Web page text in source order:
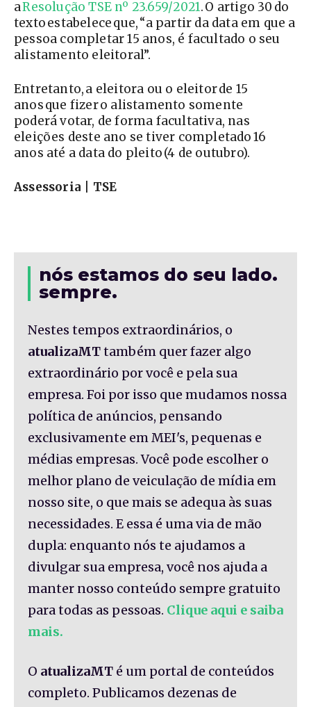
aResolução TSE nº 23.659/2021. O artigo 30 do
texto estabelece que, “a partir da data em que a
pessoa completar 15 anos, é facultado o seu
alistamento eleitoral”.
Entretanto, a eleitora ou o eleitor de 15
anos que fizer o alistamento somente
poderá votar, de forma facultativa, nas
eleições deste ano se tiver completado 16
anos até a data do pleito (4 de outubro).
Assessoria | TSE
nós estamos do seu lado.
sempre.
Nestes tempos extraordinários, o
atualizaMTtambém quer fazer algo
extraordinário por você e pela sua
empresa. Foi por isso que mudamos nossa
política de anúncios, pensando
exclusivamente em MEI's, pequenas e
médias empresas. Você pode escolher o
melhor plano de veiculação de mídia em
nosso site, o que mais se adequa às suas
necessidades. E essa é uma via de mão
dupla: enquanto nós te ajudamos a
divulgar sua empresa, você nos ajuda a
manter nosso conteúdo sempre gratuito
para todas as pessoas. Clique aqui e saiba
mais.
O atualizaMT é um portal de conteúdos
completo. Publicamos dezenas de